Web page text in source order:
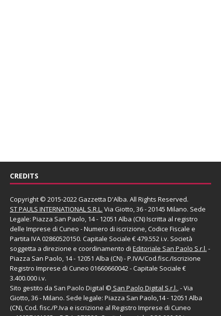
CREDITS
Copyright © 2015-2022 Gazzetta D'Alba. All Rights Reserved.
ST PAULS INTERNATIONAL S.R.L. Via Giotto, 36 - 20145 Milano. Sede
Legale: Piazza San Paolo, 14 - 12051 Alba (CN) Iscritta al registro
delle Imprese di Cuneo - Numero di iscrizione, Codice Fiscale e
Partita IVA 02860520150. Capitale Sociale € 479.552 i.v. Società
soggetta a direzione e coordinamento di Editoriale San Paolo S.r.l. -
Piazza San Paolo, 14 - 12051 Alba (CN) - P.IVA/Cod.fisc./Iscrizione
Registro Imprese di Cuneo 01660660042 - Capitale Sociale €
3.400.000 i.v.
Sito gestito da San Paolo Digital © San Paolo Digital S.r.l., - Via
Giotto, 36 - Milano. Sede legale: Piazza San Paolo,14 - 12051 Alba
(CN), Cod. fisc./P.Iva e iscrizione al Registro Imprese di Cuneo